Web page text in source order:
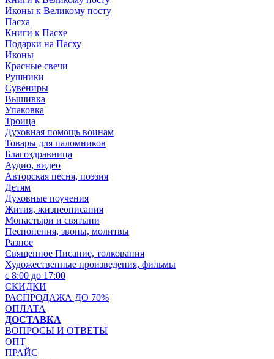
Иконы к Великому посту
Пасха
Книги к Пасхе
Подарки на Пасху
Иконы
Красные свечи
Рушники
Сувениры
Вышивка
Упаковка
Троица
Духовная помощь воинам
Товары для паломников
Благоздравница
Аудио, видео
Авторская песня, поэзия
Детям
Духовные поучения
Жития, жизнеописания
Монастыри и святыни
Песнопения, звоны, молитвы
Разное
Священное Писание, толкования
Художественные произведения, фильмы
с 8:00 до 17:00
СКИДКИ
РАСПРОДАЖА ДО 70%
ОПЛАТА
ДОСТАВКА
ВОПРОСЫ И ОТВЕТЫ
ОПТ
ПРАЙС